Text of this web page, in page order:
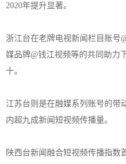
2020年提升显著。
浙江台在老牌电视新闻栏目账号
媒品牌@钱江视频等的共同助力
十。
江苏台则是在融媒系列账号的带
内超九成新闻短视频传播量。
陕西台新闻融合短视频传播指数